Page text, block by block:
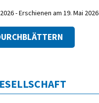
- Erschienen am 19. Mai 2026